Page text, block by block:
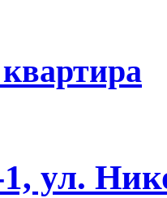
ул.